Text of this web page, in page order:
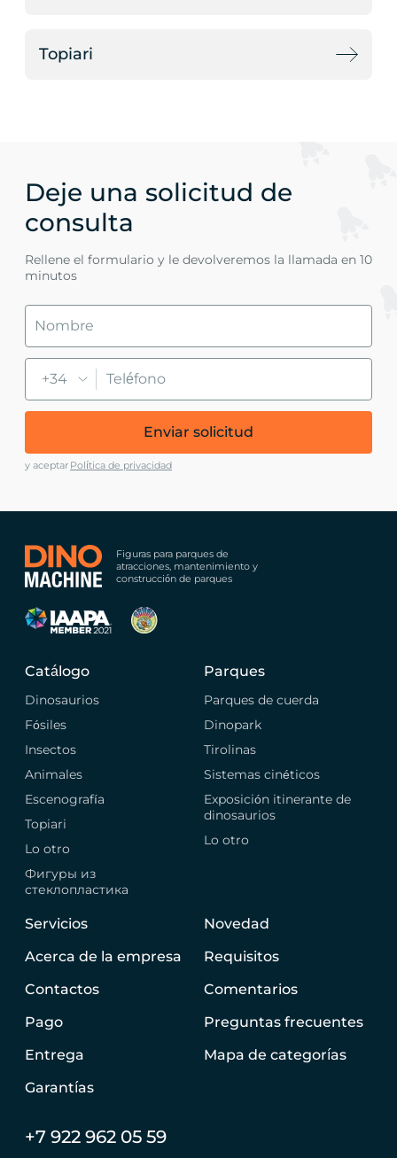
Topiari
Deje una solicitud de
consulta
Rellene el formulario y le devolveremos la llamada en 10
minutos
+34
Enviar solicitud
y aceptar Política de privacidad
Figuras para parques de
atracciones, mantenimiento y
construcción de parques
Catálogo
Dinosaurios
Fósiles
Insectos
Animales
Escenografía
Topiari
Lo otro
Фигуры из
стеклопластика
Parques
Parques de cuerda
Dinopark
Tirolinas
Sistemas cinéticos
Exposición itinerante de
dinosaurios
Lo otro
Servicios
Acerca de la empresa
Contactos
Pago
Entrega
Garantías
Novedad
Requisitos
Comentarios
Preguntas frecuentes
Mapa de categorías
+7 922 962 05 59